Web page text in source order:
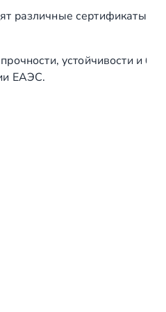
различные сертификаты
устойчивости и
ЕАЭС.